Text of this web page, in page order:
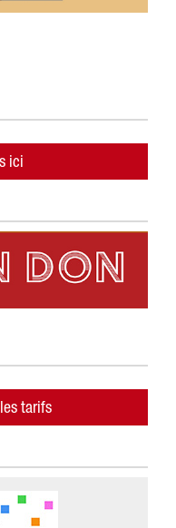
ici
tarifs